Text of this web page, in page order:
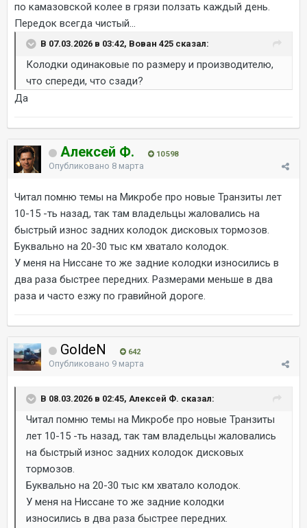
по камазовской колее в грязи ползать каждый день.
Передок всегда чистый...
В 07.03.2026 в 03:42, Вован 425 сказал:
Колодки одинаковые по размеру и производителю,
что спереди, что сзади?
Да
Алексей Ф. 10 598
Опубликовано 8 марта
Читал помню темы на Микробе про новые Транзиты лет
10-15 -ть назад, так там владельцы жаловались на
быстрый износ задних колодок дисковых тормозов.
Буквально на 20-30 тыс км хватало колодок.
У меня на Ниссане то же задние колодки износились в
два раза быстрее передних. Размерами меньше в два
раза и часто езжу по гравийной дороге.
GoldeN 642
Опубликовано 9 марта
В 08.03.2026 в 02:45, Алексей Ф. сказал:
Читал помню темы на Микробе про новые Транзиты
лет 10-15 -ть назад, так там владельцы жаловались
на быстрый износ задних колодок дисковых
тормозов.
Буквально на 20-30 тыс км хватало колодок.
У меня на Ниссане то же задние колодки
износились в два раза быстрее передних.